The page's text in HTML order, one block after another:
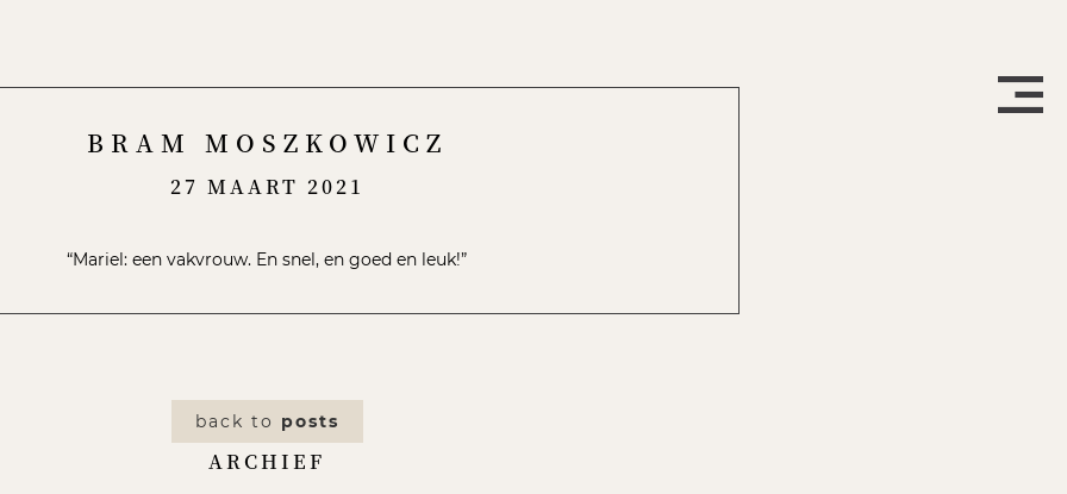
Menu
BRAM MOSZKOWICZ
27 MAART 2021
“Mariel: een vakvrouw. En snel, en goed en leuk!”
back to posts
ARCHIEF